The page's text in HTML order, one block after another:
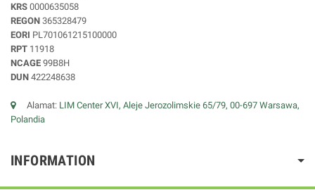
KRS 0000635058
REGON 365328479
EORI PL701061215100000
RPT 11918
NCAGE 99B8H
DUN 422248638
Alamat: LIM Center XVI, Aleje Jerozolimskie 65/79, 00-697 Warsawa,
Polandia
INFORMATION